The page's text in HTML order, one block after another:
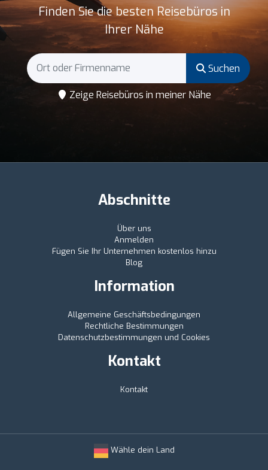
Finden Sie die besten Reisebüros in
Ihrer Nähe
Suchen
Zeige Reisebüros in meiner Nähe
Abschnitte
Über uns
Anmelden
Fügen Sie Ihr Unternehmen kostenlos hinzu
Blog
Information
Allgemeine Geschäftsbedingungen
Rechtliche Bestimmungen
Datenschutzbestimmungen und Cookies
Kontakt
Kontakt
Wähle dein Land